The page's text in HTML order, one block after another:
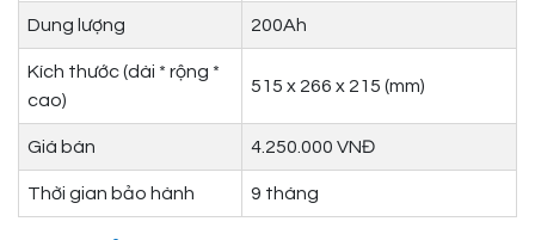
Dung lượng 200Ah
Kích thước (dài * rộng *
cao)
515 x 266 x 215 (mm)
Giá bán 4.250.000 VNĐ
Thời gian bảo hành 9 tháng